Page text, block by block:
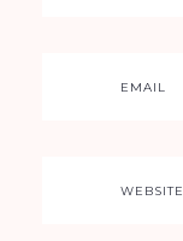
EMAIL
WEBSITE